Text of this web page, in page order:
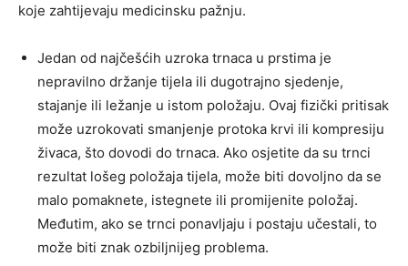
koje zahtijevaju medicinsku pažnju.
Jedan od najčešćih uzroka trnaca u prstima je
nepravilno držanje tijela ili dugotrajno sjedenje,
stajanje ili ležanje u istom položaju. Ovaj fizički pritisak
može uzrokovati smanjenje protoka krvi ili kompresiju
živaca, što dovodi do trnaca. Ako osjetite da su trnci
rezultat lošeg položaja tijela, može biti dovoljno da se
malo pomaknete, istegnete ili promijenite položaj.
Međutim, ako se trnci ponavljaju i postaju učestali, to
može biti znak ozbiljnijeg problema.